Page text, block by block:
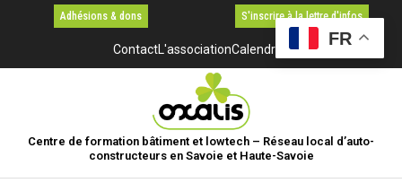
Adhésions & dons S'inscrire à la lettre d'infos
ContactL'associationCalendrier
Centre de formation bâtiment et lowtech – Réseau local d’auto-
constructeurs en Savoie et Haute-Savoie
FR